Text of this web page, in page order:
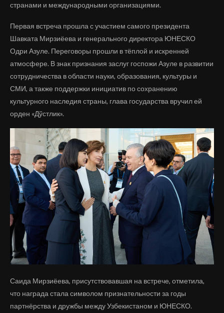
странами и международными организациями.
Первая встреча прошла с участием самого президента
Шавката Мирзиёева и генерального директора ЮНЕСКО
Одри Азуле. Переговоры прошли в тёплой и искренней
атмосфере. В знак признания заслуг госпожи Азуле в развитии
сотрудничества в области науки, образования, культуры и
СМИ, а также поддержки инициатив по сохранению
культурного наследия страны, глава государства вручил ей
орден «Дўстлик».
Саида Мирзиёева, присутствовавшая на встрече, отметила,
что награда стала символом признательности за годы
партнёрства и дружбы между Узбекистаном и ЮНЕСКО.